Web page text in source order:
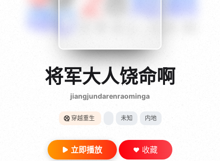
{if condition="$obj.vod_points
28短剧
将军大人饶命啊
jiangjundarenraominga
穿越重生 未知 内地
立即播放 收藏